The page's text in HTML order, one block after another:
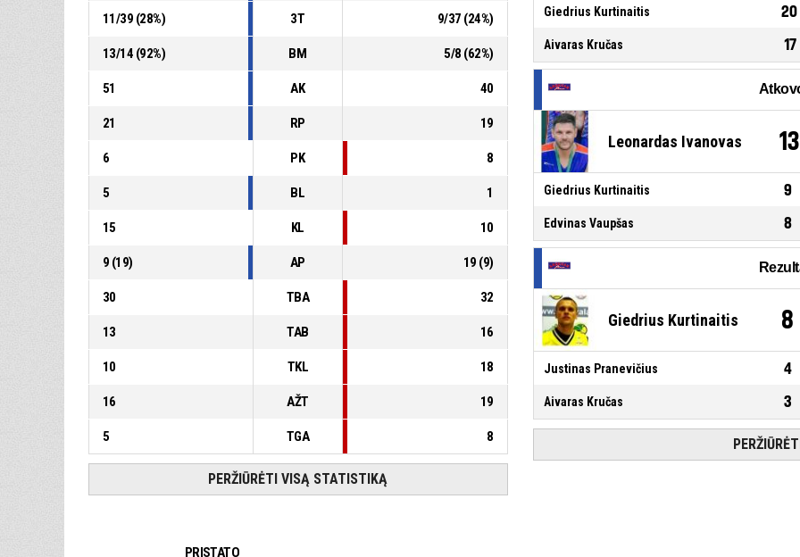
11/39 (28%) 3T 9/37 (24%)
13/14 (92%) BM 5/8 (62%)
51 AK 40
21 RP 19
6 PK 8
5 BL 1
15 KL 10
9 (19) AP 19 (9)
30 TBA 32
13 TAB 16
10 TKL 18
16 AŽT 19
5 TGA 8
PERŽIŪRĖTI VISĄ STATISTIKĄ
Giedrius Kurtinaitis 20
Aivaras Kručas 17
Leonardas Ivanovas 13
Giedrius Kurtinaitis 9
Edvinas Vaupšas 8
Giedrius Kurtinaitis 8
Justinas Pranevičius 4
Aivaras Kručas 3
PRISTATO